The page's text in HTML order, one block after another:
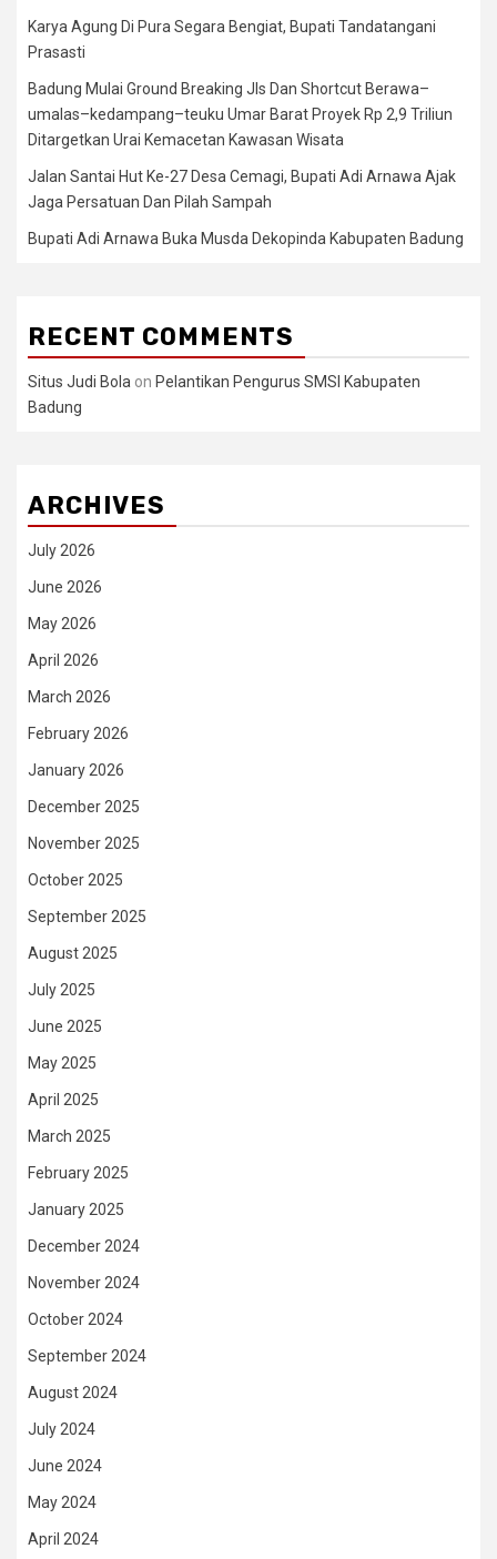
Karya Agung Di Pura Segara Bengiat, Bupati Tandatangani
Prasasti
Badung Mulai Ground Breaking Jls Dan Shortcut Berawa–
umalas–kedampang–teuku Umar Barat Proyek Rp 2,9 Triliun
Ditargetkan Urai Kemacetan Kawasan Wisata
Jalan Santai Hut Ke-27 Desa Cemagi, Bupati Adi Arnawa Ajak
Jaga Persatuan Dan Pilah Sampah
Bupati Adi Arnawa Buka Musda Dekopinda Kabupaten Badung
RECENT COMMENTS
Situs Judi Bola on Pelantikan Pengurus SMSI Kabupaten
Badung
ARCHIVES
July 2026
June 2026
May 2026
April 2026
March 2026
February 2026
January 2026
December 2025
November 2025
October 2025
September 2025
August 2025
July 2025
June 2025
May 2025
April 2025
March 2025
February 2025
January 2025
December 2024
November 2024
October 2024
September 2024
August 2024
July 2024
June 2024
May 2024
April 2024